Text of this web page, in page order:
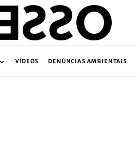
VÍDEOS DENÚNCIAS AMBIENTAIS